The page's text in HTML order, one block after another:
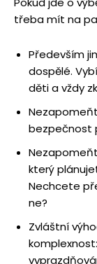
třeba mít na
Především
dospělé.
děti a vždy
bezpečnost
který
Nechcete
ne?
Zvláštní